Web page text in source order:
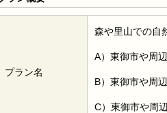
プラン名
森や里山での自
A）東御市や周
B）東御市や周
C）東御市や周